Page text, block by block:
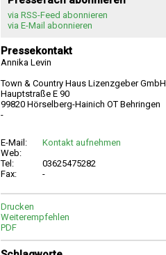
via RSS-Feed abonnieren
via E-Mail abonnieren
Pressekontakt
Annika Levin
Town & Country Haus Lizenzgeber GmbH
Hauptstraße E 90
99820 Hörselberg-Hainich OT Behringen
-
E-Mail:
Kontakt aufnehmen
Web:
Tel:
03625475282
Fax:
-
Drucken
Weiterempfehlen
PDF